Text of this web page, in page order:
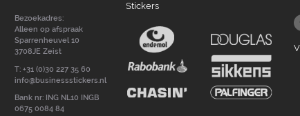
Bezoekadres:
Alleen op afspraak
Sparrenheuvel 10
3708JE Zeist
T: +31 (0)30 227 35 60
info@businessstickers.nl
Bank nr: ING NL10 INGB
0675 0084 84
Stickers